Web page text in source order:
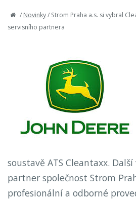
/Novinky/Strom Praha a.s. si vybral
servisního partnera
soustavě ATS Cleantaxx.
partner společnost Strom
profesionální a odborné